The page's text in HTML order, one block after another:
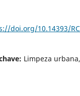
doi.org/10.14393/
Limpeza